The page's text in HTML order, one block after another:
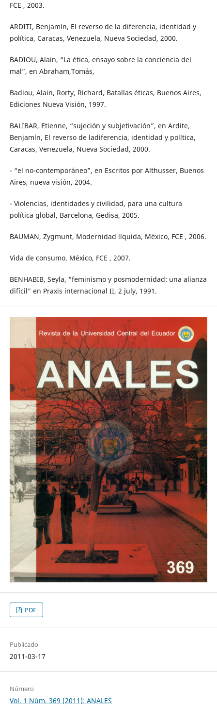
FCE , 2003.
ARDITI, Benjamín, El reverso de la diferencia, identidad y
política, Caracas, Venezuela, Nueva Sociedad, 2000.
BADIOU, Alain, “La ética, ensayo sobre la conciencia del
mal”, en Abraham,Tomás,
Badiou, Alain, Rorty, Richard, Batallas éticas, Buenos Aires,
Ediciones Nueva Visión, 1997.
BALIBAR, Etienne, “sujeción y subjetivación”, en Ardite,
Benjamín, El reverso de ladiferencia, identidad y política,
Caracas, Venezuela, Nueva Sociedad, 2000.
- “el no-contemporáneo”, en Escritos por Althusser, Buenos
Aires, nueva visión, 2004.
- Violencias, identidades y civilidad, para una cultura
política global, Barcelona, Gedisa, 2005.
BAUMAN, Zygmunt, Modernidad líquida, México, FCE , 2006.
Vida de consumo, México, FCE , 2007.
BENHABIB, Seyla, “feminismo y posmodernidad: una alianza
difícil” en Praxis internacional II, 2 july, 1991.
PDF
Publicado
2011-03-17
Número
Vol. 1 Núm. 369 (2011): ANALES